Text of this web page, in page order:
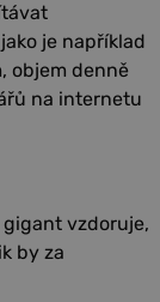
je například
objem denně
na internetu
vzdoruje,
by za